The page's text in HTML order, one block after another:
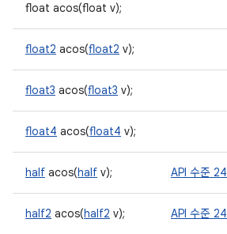
float acos(float v);
float2 acos(float2 v);
float3 acos(float3 v);
float4 acos(float4 v);
half acos(half v); API 수준 24
half2 acos(half2 v); API 수준 24